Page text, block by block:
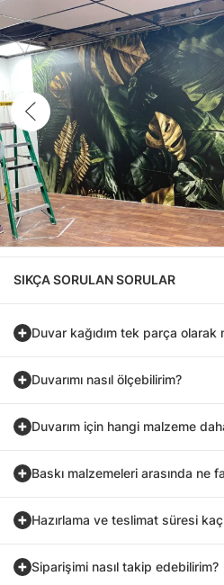
SIKÇA SORULAN SORULAR
Duvar kağıdım tek parça olarak
Duvarımı nasıl ölçebilirim?
Duvarım için hangi malzeme
Baskı malzemeleri arasında ne
Hazırlama ve teslimat süresi
Siparişimi nasıl takip edebilirim?